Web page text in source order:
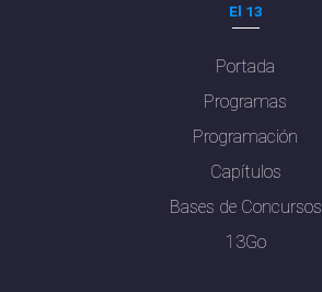
El 13
Portada
Programas
Programación
Capítulos
Bases de Concursos
13Go